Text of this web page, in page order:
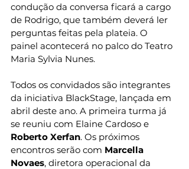
condução da conversa ficará a cargo
de Rodrigo, que também deverá ler
perguntas feitas pela plateia. O
painel acontecerá no palco do Teatro
Maria Sylvia Nunes.
Todos os convidados são integrantes
da iniciativa BlackStage, lançada em
abril deste ano. A primeira turma já
se reuniu com Elaine Cardoso e
Roberto Xerfan. Os próximos
encontros serão com Marcella
Novaes, diretora operacional da